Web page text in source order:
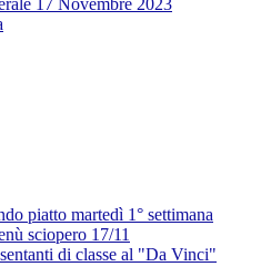
17 Novembre 2023
piatto martedì 1° settimana
sciopero 17/11
di classe al "Da Vinci"